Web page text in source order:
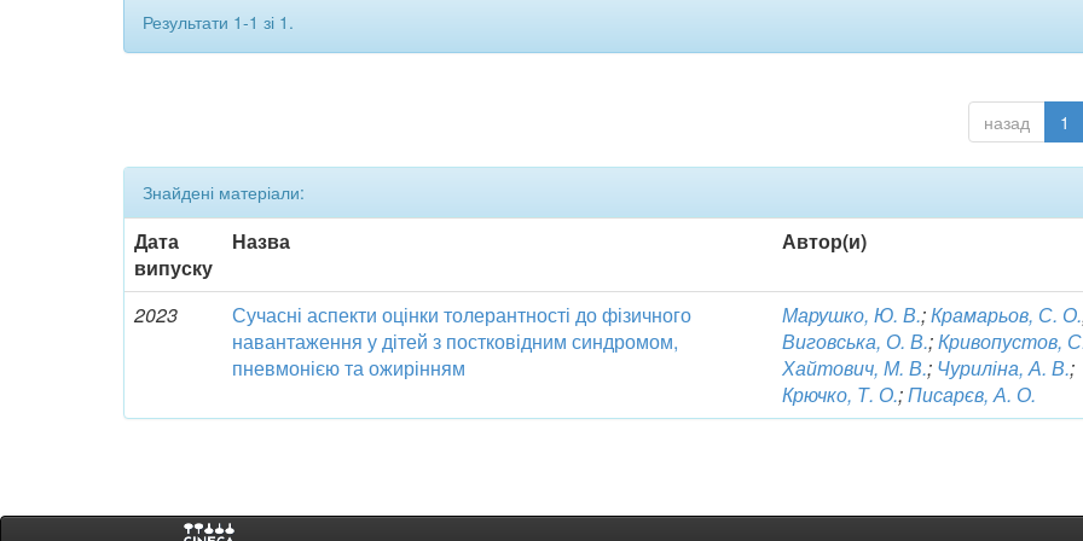
Результати 1-1 зі 1.
назад 1
Знайдені матеріали:
Дата
випуску
Назва Автор(и)
2023
Сучасні аспекти оцінки толерантності до фізичного
навантаження у дітей з постковідним синдромом,
пневмонією та ожирінням
Марушко, Ю. В.;Крамарьов, С. О.
Виговська, О. В.;Кривопустов,
Хайтович, М. В.; Чуриліна, А. В.;
Крючко, Т. О.;Писарєв, А. О.